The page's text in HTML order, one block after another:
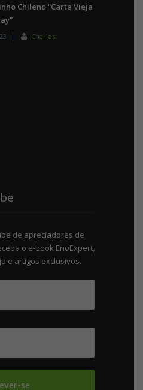
Chileno “Carta Vieja
Charles
de apreciadores de
o e-book EnoExpert,
e artigos exclusivos.